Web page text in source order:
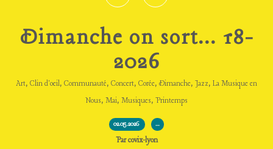
Dimanche on sort... 18-
2026
Art, Clin d'oeil, Communauté, Concert, Corée, Dimanche, Jazz, La Musique en
Nous, Mai, Musiques, Printemps
02.05.2026 …
Par covix-lyon